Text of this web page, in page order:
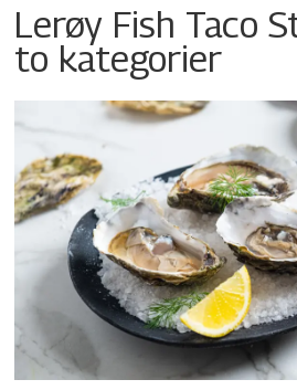
Lerøy Fish Taco
to kategorier